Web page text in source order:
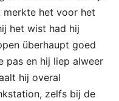
merkte het voor het
het wist had hij
überhaupt goed
pas en hij liep alweer
hij overal
zelfs bij de